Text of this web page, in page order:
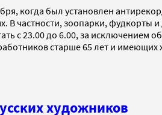
когда был установлен
В частности, зоопарки, фудкорты
с 23.00 до 6.00, за исключением
старше 65 лет и имеющих
художников